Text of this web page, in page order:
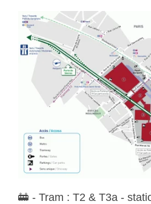
🚋 - Tram : T2 & T3a -